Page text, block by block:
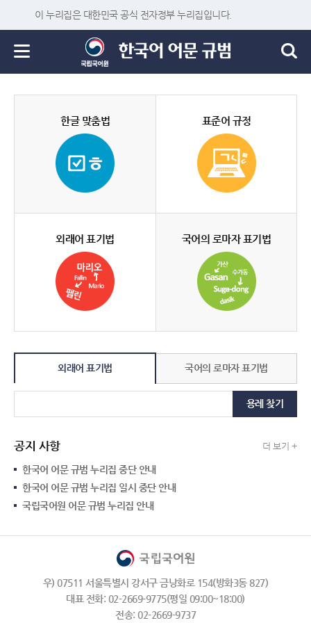
이 누리집은 대한민국 공식 전자정부 누리집입니다.
한글 맞춤법 표준어 규정
외래어 표기법 국어의 로마자 표기법
외래어 표기법 국어의 로마자 표기법
용례 찾기
공지 사항 더 보기 +
한국어 어문 규범 누리집 중단 안내
한국어 어문 규범 누리집 일시 중단 안내
국립국어원 어문 규범 누리집 안내
우) 07511 서울특별시 강서구 금낭화로 154(방화3동 827)
대표 전화: 02-2669-9775(평일 09:00~18:00)
전송: 02-2669-9737